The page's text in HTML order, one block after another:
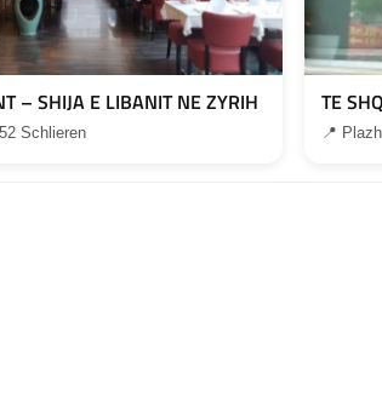
– SHIJA E LIBANIT NE ZYRIH
Schlieren
TE
📍